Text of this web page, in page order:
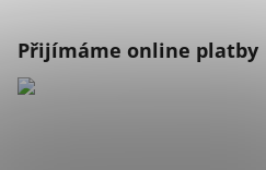
Přijímáme online platby